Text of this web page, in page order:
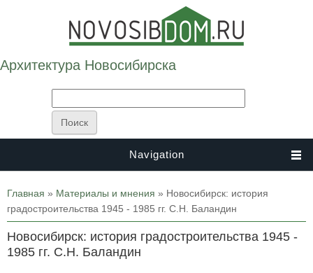
Архитектура Новосибирска
Navigation
Вы здесь
Главная » Материалы и мнения » Новосибирск: история
градостроительства 1945 - 1985 гг. С.Н. Баландин
Новосибирск: история градостроительства 1945 -
1985 гг. С.Н. Баландин